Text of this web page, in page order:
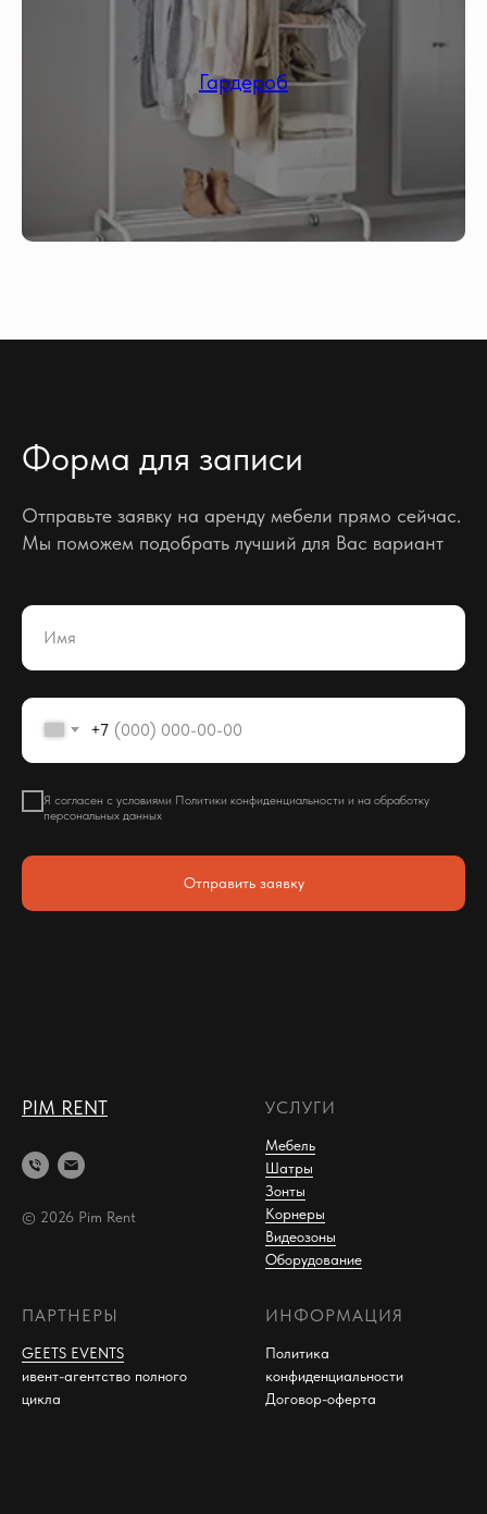
Гардероб
Форма для записи
Отправьте заявку на аренду мебели прямо сейчас.
Мы поможем подобрать лучший для Вас вариант
Имя
+7
Я согласен с условиями Политики конфиденциальности и на обработку
персональных данных
Отправить заявку
PIM RENT
© 2026 Pim Rent
УСЛУГИ
Мебель
Шатры
Зонты
Корнеры
Видеозоны
Оборудование
ПАРТНЕРЫ
GEETS EVENTS
ивент-агентство полного
цикла
ИНФОРМАЦИЯ
Политика
конфиденциальности
Договор-оферта